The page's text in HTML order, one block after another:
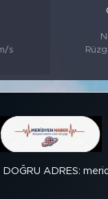
s
DOĞRU ADRES: